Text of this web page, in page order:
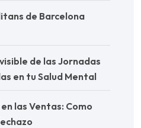
de Barcelona
de las Jornadas
en tu Salud Mental
las Ventas: Como